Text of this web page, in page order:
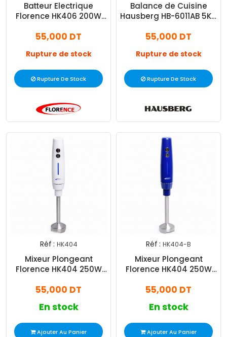
Batteur Electrique
Florence HK406 200W
55,000 DT
Rupture de stock
Rupture De Stock
Balance de Cuisine
Hausberg HB-6011AB 5Kg
55,000 DT
Rupture de stock
Rupture De Stock
Réf : HK404
Mixeur Plongeant
Florence HK404 250W
55,000 DT
En stock
Ajouter Au Panier
Réf : HK404-B
Mixeur Plongeant
Florence HK404 250W
55,000 DT
En stock
Ajouter Au Panier